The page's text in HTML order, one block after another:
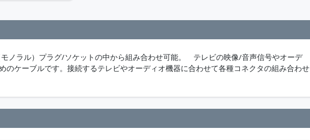
ノラル）プラグ/ソケットの中から組み合わせ可能。 テレビの映像/音声信号やオーデ
のケーブルです。接続するテレビやオーディオ機器に合わせて各種コネクタの組み合わせ